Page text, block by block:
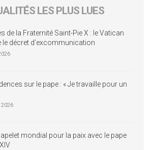
LES PLUS LUES
de la Fraternité Saint-Pie X : le Vatican
le décret d’excommunication
sur le pape : « Je travaille pour un
mondial pour la paix avec le pape